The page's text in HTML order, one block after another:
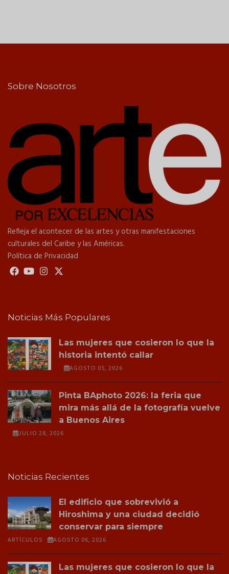
Sobre Nosotros
Refleja el acontecer de las artes y otras manifestaciones
culturales del Caribe y las Américas.
Política de Privacidad
Noticias Más Populares
Las mujeres que cosieron lo que la
historia intentó callar
AGOSTO 05, 2026
Pinta BAphoto 2026: la feria que
mira más allá de la fotografía vuelve
a Buenos Aires
JULIO 28, 2026
Noticias Recientes
El edificio que sobrevivió a
Hiroshima y una ciudad decidió
conservar para siempre
ARTÍCULOS AGOSTO 06, 2026
Las mujeres que cosieron lo que la